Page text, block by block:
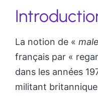
La notion de «
français par «
dans les années
militant